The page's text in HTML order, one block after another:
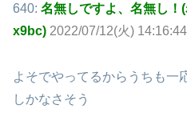
640: 名無しですよ、名無し！
x9bc) 2022/07/12(火)
よそでやってるからうちも一
しかなさそう